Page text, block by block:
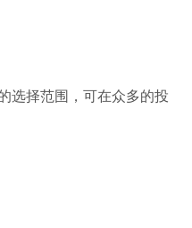
选择范围，可在众多的投